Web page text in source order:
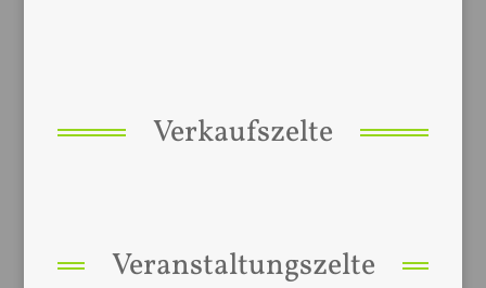
Verkaufszelte
Veranstaltungszelte